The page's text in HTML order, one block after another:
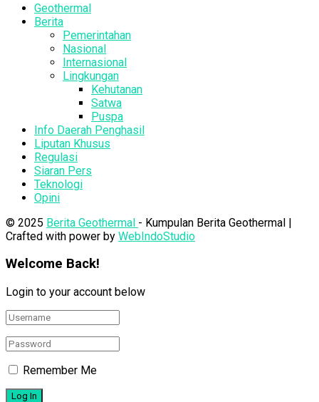
Geothermal
Berita
Pemerintahan
Nasional
Internasional
Lingkungan
Kehutanan
Satwa
Puspa
Info Daerah Penghasil
Liputan Khusus
Regulasi
Siaran Pers
Teknologi
Opini
© 2025 Berita Geothermal - Kumpulan Berita Geothermal |
Crafted with power by WebIndoStudio
Welcome Back!
Login to your account below
Remember Me